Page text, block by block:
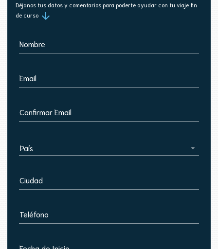
Déjanos tus datos y comentarios para poderte ayudar con tu viaje fin
de curso arrow_downward
Nombre
Email
Confirmar Email
País
Ciudad
Teléfono